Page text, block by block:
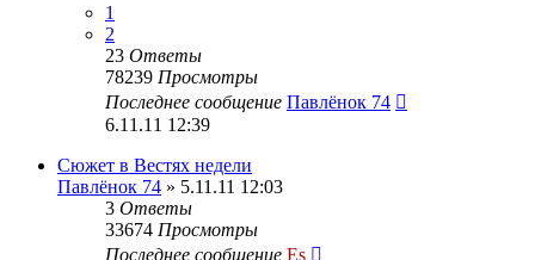
1
2
23 Ответы
78239 Просмотры
Последнее сообщение Павлёнок 74
6.11.11 12:39
Сюжет в Вестях недели
Павлёнок 74 » 5.11.11 12:03
3 Ответы
33674 Просмотры
Последнее сообщение Es